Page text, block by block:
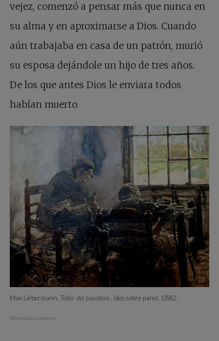
vejez, comenzó a pensar más que nunca en
su alma y en aproximarse a Dios. Cuando
aún trabajaba en casa de un patrón, murió
su esposa dejándole un hijo de tres años.
De los que antes Dios le enviara todos
habían muerto.
Max Liebermann, Taller del zapatero , óleo sobre panel, 1882.
Wikimedia Commons